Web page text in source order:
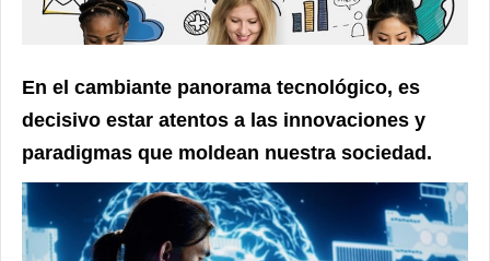
En el cambiante panorama tecnológico, es
decisivo estar atentos a las innovaciones y
paradigmas que moldean nuestra sociedad.